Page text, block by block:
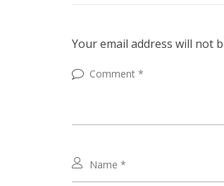
Your email address will not